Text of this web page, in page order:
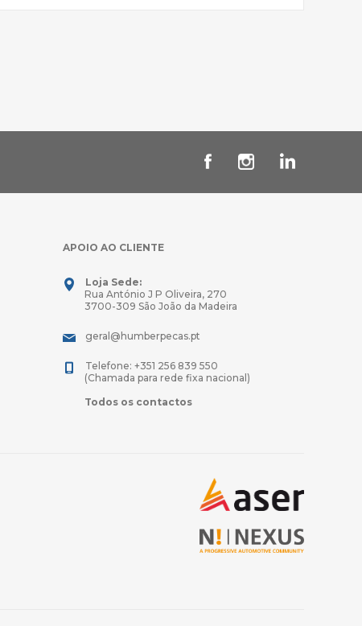
APOIO AO CLIENTE
Loja Sede:
Rua António J P Oliveira, 270
3700-309 São João da Madeira
geral@humberpecas.pt
Telefone: +351 256 839 550
(Chamada para rede fixa nacional)
Todos os contactos